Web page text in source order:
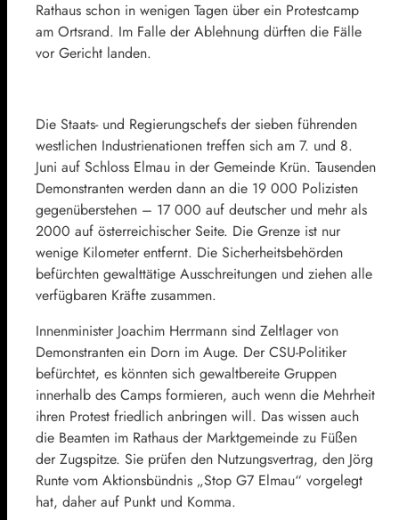
Rathaus schon in wenigen Tagen über ein Protestcamp
am Ortsrand. Im Falle der Ablehnung dürften die Fälle
vor Gericht landen.
Die Staats- und Regierungschefs der sieben führenden
westlichen Industrienationen treffen sich am 7. und 8.
Juni auf Schloss Elmau in der Gemeinde Krün. Tausenden
Demonstranten werden dann an die 19 000 Polizisten
gegenüberstehen – 17 000 auf deutscher und mehr als
2000 auf österreichischer Seite. Die Grenze ist nur
wenige Kilometer entfernt. Die Sicherheitsbehörden
befürchten gewalttätige Ausschreitungen und ziehen alle
verfügbaren Kräfte zusammen.
Innenminister Joachim Herrmann sind Zeltlager von
Demonstranten ein Dorn im Auge. Der CSU-Politiker
befürchtet, es könnten sich gewaltbereite Gruppen
innerhalb des Camps formieren, auch wenn die Mehrheit
ihren Protest friedlich anbringen will. Das wissen auch
die Beamten im Rathaus der Marktgemeinde zu Füßen
der Zugspitze. Sie prüfen den Nutzungsvertrag, den Jörg
Runte vom Aktionsbündnis „Stop G7 Elmau“ vorgelegt
hat, daher auf Punkt und Komma.